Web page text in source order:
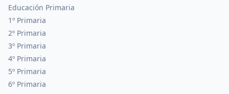
Educación Primaria
1º Primaria
2º Primaria
3º Primaria
4º Primaria
5º Primaria
6º Primaria